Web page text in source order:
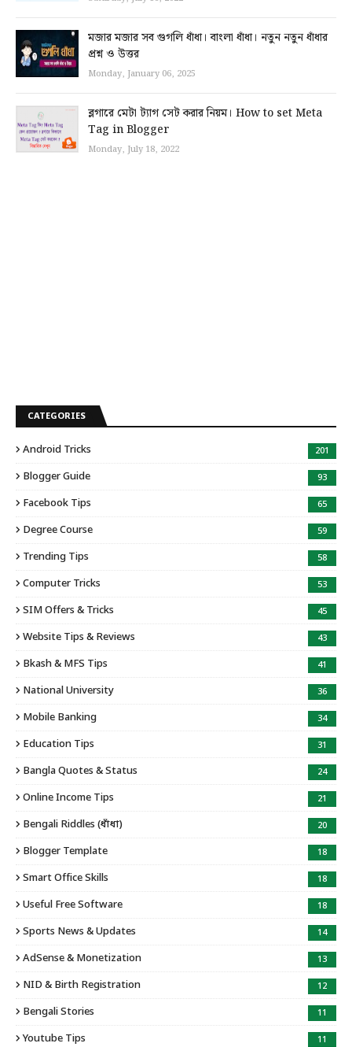
মজার মজার সব গুগলি ধাঁধা। বাংলা ধাঁধা। নতুন নতুন ধাঁধার
প্রশ্ন ও উত্তর
Monday, January 06, 2025
ব্লগারে মেটা ট্যাগ সেট করার নিয়ম। How to set Meta
Tag in Blogger
Monday, July 18, 2022
CATEGORIES
Android Tricks 201
Blogger Guide 93
Facebook Tips 65
Degree Course 59
Trending Tips 58
Computer Tricks 53
SIM Offers & Tricks 45
Website Tips & Reviews 43
Bkash & MFS Tips 41
National University 36
Mobile Banking 34
Education Tips 31
Bangla Quotes & Status 24
Online Income Tips 21
Bengali Riddles (ধাঁধা) 20
Blogger Template 18
Smart Office Skills 18
Useful Free Software 18
Sports News & Updates 14
AdSense & Monetization 13
NID & Birth Registration 12
Bengali Stories 11
Youtube Tips 11